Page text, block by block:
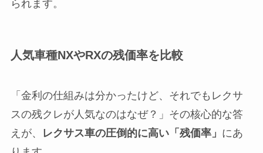
られます。
人気車種NXやRXの残価率を比較
「金利の仕組みは分かったけど、それでもレクサ
スの残クレが人気なのはなぜ？」その核心的な答
えが、
レクサス車の圧倒的に高い「残価率」 にあ